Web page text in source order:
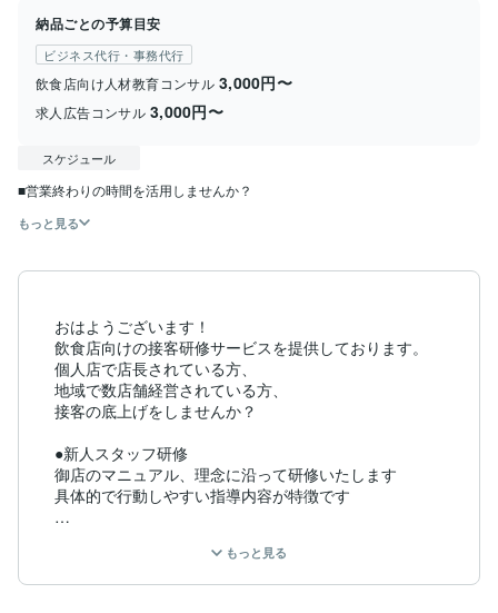
納品ごとの予算目安
ビジネス代行・事務代行
飲食店向け人材教育コンサル 3,000円〜
求人広告コンサル 3,000円〜
スケジュール
もっと見る
おはようございます！
飲食店向けの接客研修サービスを提供しております。
個人店で店長されている方、
地域で数店舗経営されている方、
接客の底上げをしませんか？
●新人スタッフ研修
御店のマニュアル、理念に沿って研修いたします
具体的で行動しやすい指導内容が特徴です
スタッフが求めているのは”お店に貢献できるこ
と”と”人間関係の充実”です。
もっと見る